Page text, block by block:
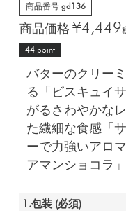
商品番号 gd136
商品価格 ¥4,449
44 point
バターのクリー
る「ビスキュイ
がるさわやかな
た繊細な食感「
ーで力強いアロ
アマンショコラ
1.包装 (必須)